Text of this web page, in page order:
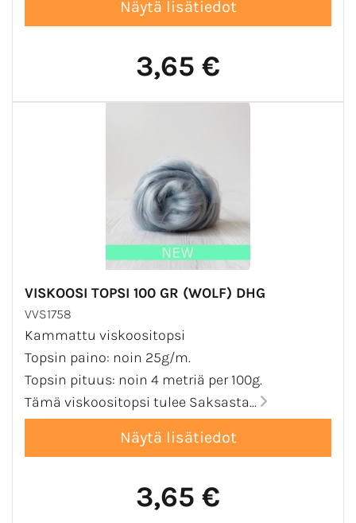
3,65 €
VISKOOSI TOPSI 100 GR (WOLF) DHG
VVS1758
Kammattu viskoositopsi
Topsin paino: noin 25g/m.
Topsin pituus: noin 4 metriä per 100g.
Tämä viskoositopsi tulee Saksasta...
3,65 €